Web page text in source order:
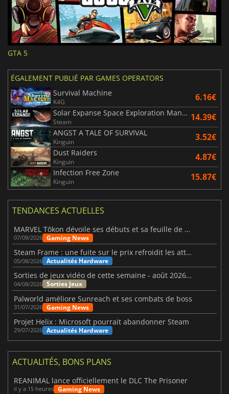
GTA 5
ÉGALEMENT PUBLIÉ PAR GAMES OPERATORS
Survival Machine
K4G 6.16€
Solar Expanse Space Exploration Manager
Steam 14.39€
ANGST A TALE OF SURVIVAL
Kinguin 3.52€
Dust Raiders
Kinguin 4.87€
Infection Free Zone
Kinguin 15.87€
TENDANCES ACTUELLES
MARVEL Tōkon dévoile ses débuts et sa feuille de route
07/08/2026 Gaming News
Steam Frame : une fuite sur le prix refroidit les attentes VR
05/08/2026 Actualités Hardware
Sorties de jeux vidéo de cette semaine - août 2026 (semaine 32)
04/08/2026 Sorties Jeux
Palworld améliore Sunreach et ses combats de boss
31/07/2026 Gaming News
Projet Helix : Microsoft pourrait abandonner Steam
29/07/2026 Actualités Hardware
ACTUALITÉS, BONS PLANS
REANIMAL lance officiellement le DLC The Prisoner
il y a 15 heures Gaming News